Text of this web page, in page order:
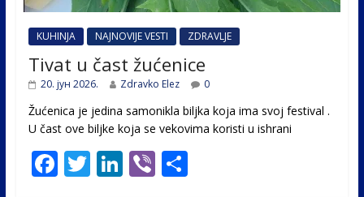
KUHINJA NAJNOVIJE VESTI ZDRAVLJE
Tivat u čast žućenice
20. јун 2026. Zdravko Elez 0
Žućenica je jedina samonikla biljka koja ima svoj festival .
U čast ovе biljke koja se vekovima koristi u ishrani
F T Li Vi S